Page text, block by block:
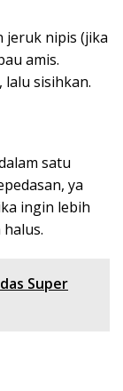
jeruk nipis (jika
amis.
lalu sisihkan.
satu
ya
ingin lebih
Super